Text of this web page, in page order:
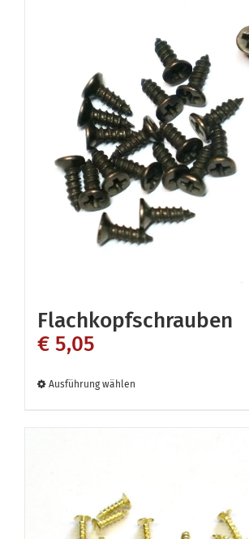
Varianten
Die
Optionen
können
auf
der
Produktseite
gewählt
Flachkopfschrauben
€ 5,05
Ausführung wählen
auf.